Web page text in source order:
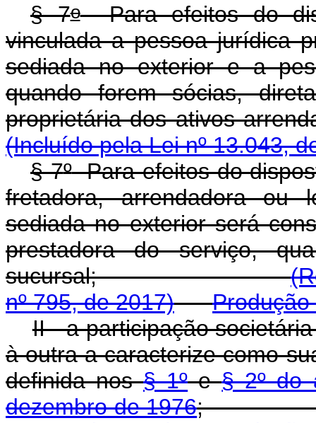
§ 7oPara efeitos do
vinculada a pessoa jurídica
sediada no exterior e a
quando forem sócias,
proprietária dos
(Incluído pela Lei nº 13.043,
§ 7ºPara efeitos do
fretadora, arrendadora ou
sediada no exterior será
prestadora do serviço,
sucursal;
nº 795, de 2017)
II - a participação
à outra a caracterize como
definida nos§ 1ºe§ 2º do
dezembro de 1976